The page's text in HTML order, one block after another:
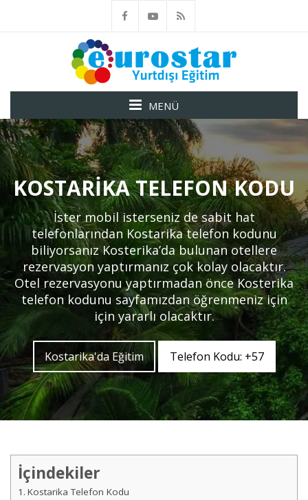
MENÜ
KOSTARIKA TELEFON KODU
İster mobil isterseniz de sabit hat
telefonlarından Kostarika telefon kodunu
biliyorsanız Kosterika’da bulunan otellere
rezervasyon yaptırmanız çok kolay olacaktır.
Otel rezervasyonu yaptırmadan önce Kosterika
telefon kodunu sayfamızdan öğrenmeniz için
için yararlı olacaktır.
Kostarika'da Eğitim Telefon Kodu: +57
İçindekiler
Kostarika Telefon Kodu